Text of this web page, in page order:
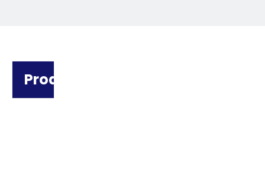
Produktkategorie